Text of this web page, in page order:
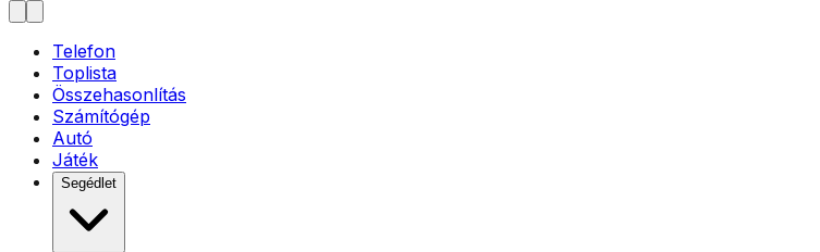
Telefon
Toplista
Összehasonlítás
Számítógép
Autó
Játék
Segédlet